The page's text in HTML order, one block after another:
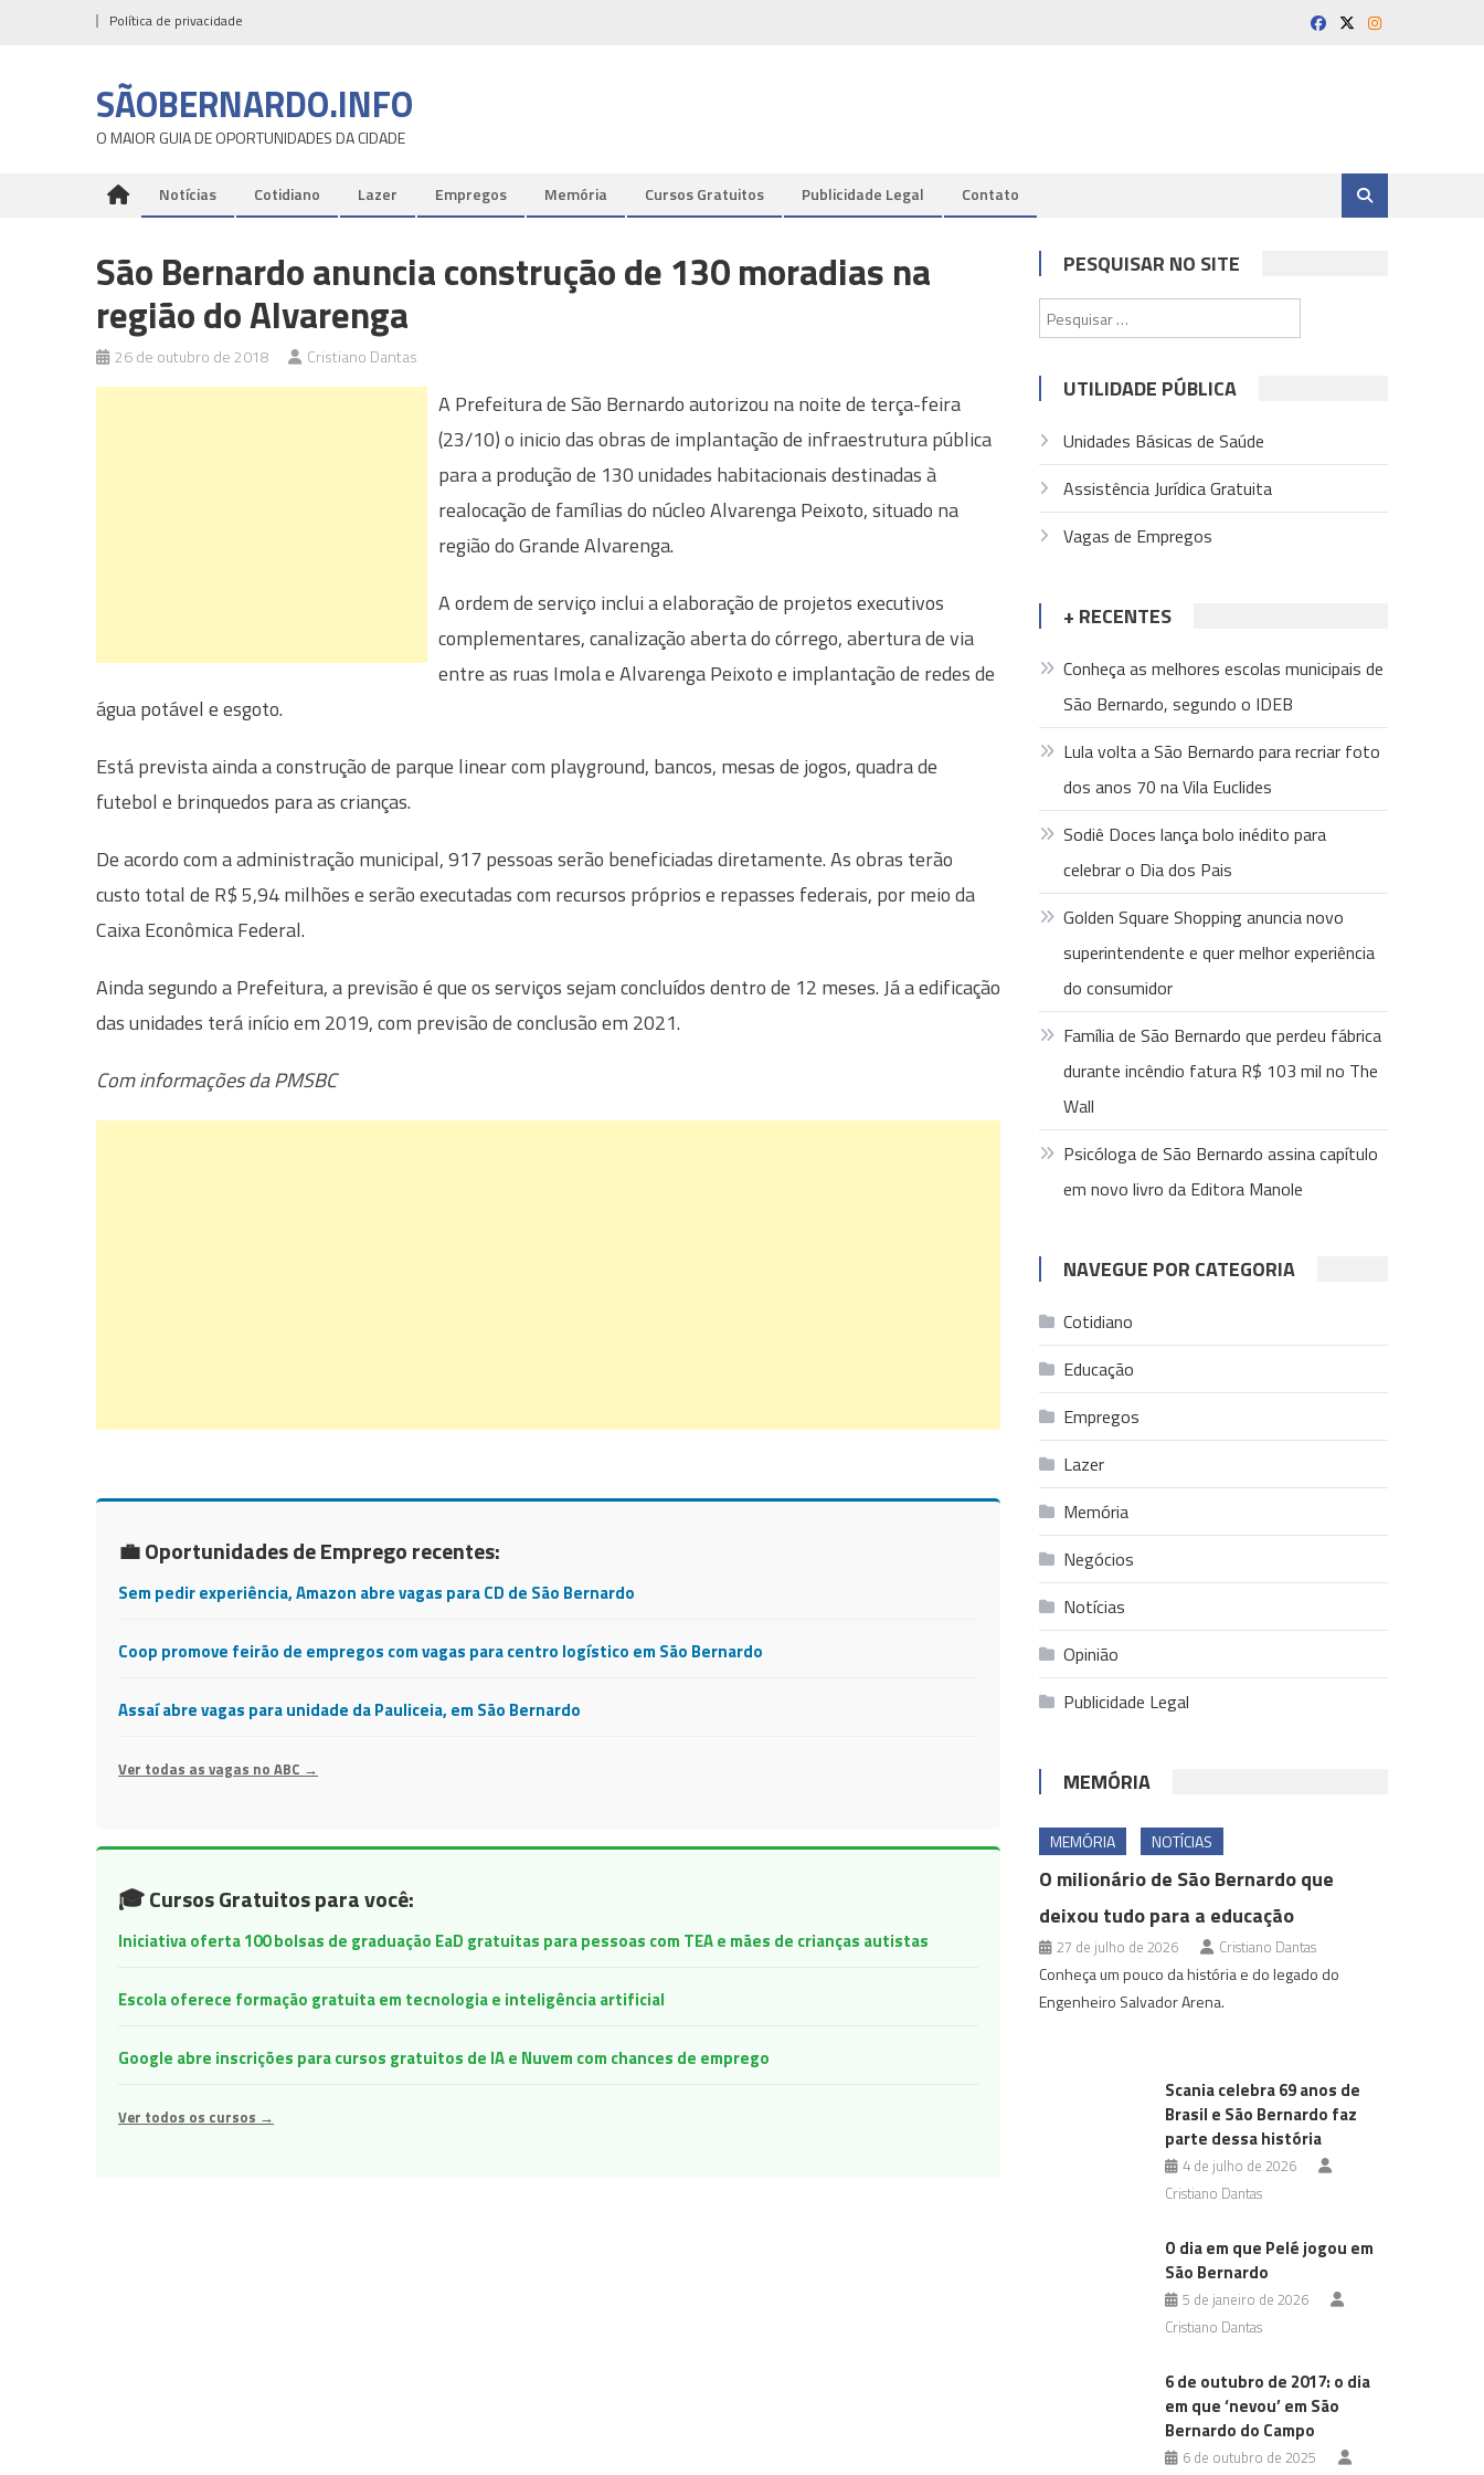
Política de privacidade
SÃOBERNARDO.INFO
O MAIOR GUIA DE OPORTUNIDADES DA CIDADE
Notícias Cotidiano Lazer Empregos Memória Cursos Gratuitos Publicidade Legal Contato
São Bernardo anuncia construção de 130 moradias na
região do Alvarenga
26 de outubro de 2018 Cristiano Dantas
A Prefeitura de São Bernardo autorizou na noite de terça-feira
(23/10) o inicio das obras de implantação de infraestrutura pública
para a produção de 130 unidades habitacionais destinadas à
realocação de famílias do núcleo Alvarenga Peixoto, situado na
região do Grande Alvarenga.
A ordem de serviço inclui a elaboração de projetos executivos
complementares, canalização aberta do córrego, abertura de via
entre as ruas Imola e Alvarenga Peixoto e implantação de redes de
água potável e esgoto.
Está prevista ainda a construção de parque linear com playground, bancos, mesas de jogos, quadra de
futebol e brinquedos para as crianças.
De acordo com a administração municipal, 917 pessoas serão beneficiadas diretamente. As obras terão
custo total de R$ 5,94 milhões e serão executadas com recursos próprios e repasses federais, por meio da
Caixa Econômica Federal.
Ainda segundo a Prefeitura, a previsão é que os serviços sejam concluídos dentro de 12 meses. Já a edificação
das unidades terá início em 2019, com previsão de conclusão em 2021.
Com informações da PMSBC
💼 Oportunidades de Emprego recentes:
Sem pedir experiência, Amazon abre vagas para CD de São Bernardo
Coop promove feirão de empregos com vagas para centro logístico em São Bernardo
Assaí abre vagas para unidade da Pauliceia, em São Bernardo
Ver todas as vagas no ABC →
🎓 Cursos Gratuitos para você:
Iniciativa oferta 100 bolsas de graduação EaD gratuitas para pessoas com TEA e mães de crianças autistas
Escola oferece formação gratuita em tecnologia e inteligência artificial
Google abre inscrições para cursos gratuitos de IA e Nuvem com chances de emprego
Ver todos os cursos →
PESQUISAR NO SITE
por:
UTILIDADE PÚBLICA
Unidades Básicas de Saúde
Assistência Jurídica Gratuita
Vagas de Empregos
+ RECENTES
Conheça as melhores escolas municipais de
São Bernardo, segundo o IDEB
Lula volta a São Bernardo para recriar foto
dos anos 70 na Vila Euclides
Sodiê Doces lança bolo inédito para
celebrar o Dia dos Pais
Golden Square Shopping anuncia novo
superintendente e quer melhor experiência
do consumidor
Família de São Bernardo que perdeu fábrica
durante incêndio fatura R$ 103 mil no The
Wall
Psicóloga de São Bernardo assina capítulo
em novo livro da Editora Manole
NAVEGUE POR CATEGORIA
Cotidiano
Educação
Empregos
Lazer
Memória
Negócios
Notícias
Opinião
Publicidade Legal
MEMÓRIA
MEMÓRIA NOTÍCIAS
O milionário de São Bernardo que
deixou tudo para a educação
27 de julho de 2026 Cristiano Dantas
Conheça um pouco da história e do legado do
Engenheiro Salvador Arena.
Scania celebra 69 anos de
Brasil e São Bernardo faz
parte dessa história
4 de julho de 2026
Cristiano Dantas
O dia em que Pelé jogou em
São Bernardo
5 de janeiro de 2026
Cristiano Dantas
6 de outubro de 2017: o dia
em que ‘nevou’ em São
Bernardo do Campo
6 de outubro de 2025